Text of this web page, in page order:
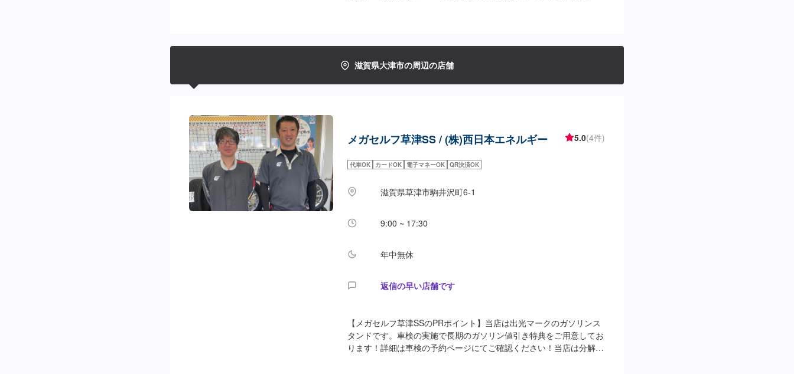
当店は高島大津線(県道558号線)沿いにございます。道路向かいには
滋賀県大津市の周辺の店舗
メガセルフ草津SS / (株)西日本エネルギー 5.0(4件)
代車OK カードOK 電子マネーOK QR決済OK
滋賀県草津市駒井沢町6-1
9:00 ~ 17:30
年中無休
返信の早い店舗です
【メガセルフ草津SSのPRポイント】当店は出光マークのガソリンス
タンドです。車検の実施で長期のガソリン値引き特典をご用意してお
ります！詳細は車検の予約ページにてご確認ください！当店は分解整